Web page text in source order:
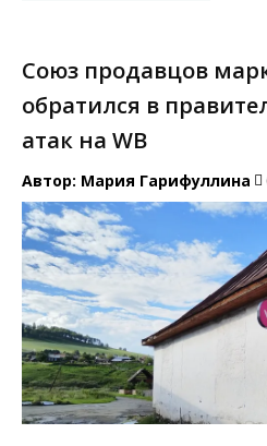
Союз продавцов
обратился в
атак на WB
Автор: Мария Гарифуллина